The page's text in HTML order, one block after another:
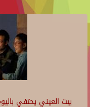
بيت العيني يحتفي